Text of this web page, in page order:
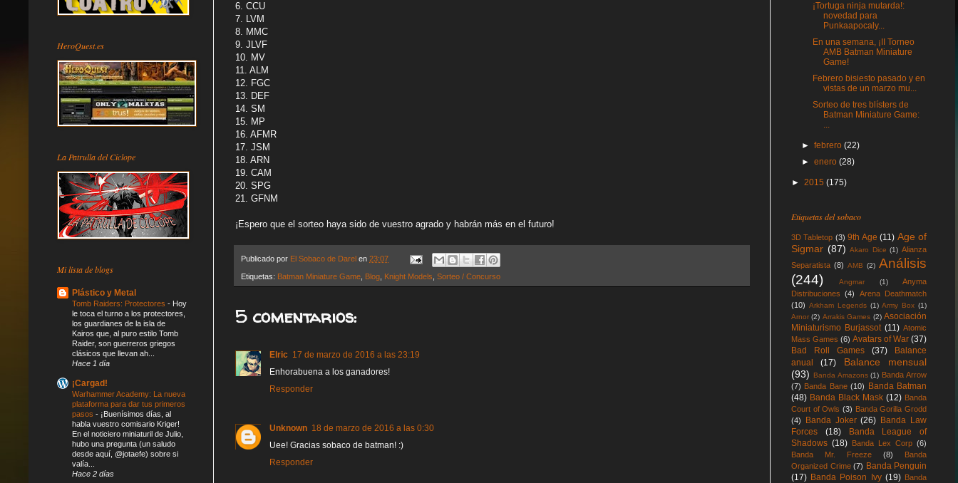
6. CCU
7. LVM
8. MMC
9. JLVF
10. MV
11. ALM
12. FGC
13. DEF
14. SM
15. MP
16. AFMR
17. JSM
18. ARN
19. CAM
20. SPG
21. GFNM
¡Espero que el sorteo haya sido de vuestro agrado y habrán más en el futuro!
Publicado por El Sobaco de Darel en 23:07
Etiquetas: Batman Miniature Game Blog Knight Models Sorteo / Concurso
5 comentarios:
Elric 17 de marzo de 2016 a las 23:19
Enhorabuena a los ganadores!
Responder
Unknown 18 de marzo de 2016 a las 0:30
Uee! Gracias sobaco de batman! :)
Responder
HeroQuest.es
La Patrulla del Cíclope
Mi lista de blogs
Plástico y Metal
Tomb Raiders: Protectores - Hoy
le toca el turno a los protectores,
los guardianes de la isla de
Kairos que, al puro estilo Tomb
Raider, son guerreros griegos
clásicos que llevan ah...
Hace 1 día
¡Cargad!
Warhammer Academy: La nueva
plataforma para dar tus primeros
pasos - ¡Buenísimos días, al
habla vuestro comisario Kriger!
En el noticiero miniaturil de Julio,
hubo una pregunta (un saludo
desde aquí, @jotaefe) sobre si
valía...
Hace 2 días
¡Tortuga ninja mutarda!:
novedad para
Punkaapocaly...
En una semana, ¡II Torneo
AMB Batman Miniature
Game!
Febrero bisiesto pasado y en
vistas de un marzo mu...
Sorteo de tres blísters de
Batman Miniature Game:
...
►febrero(22)
►enero(28)
► 2015 (175)
Etiquetas del sobaco
3D Tabletop (3) 9th Age (11) Age of
Sigmar (87) Akaro Dice (1) Alianza
Separatista (8) AMB (2) Análisis
(244)
Angmar (1)
Anyma
Distribuciones
(4)
Arena Deathmatch
(10) Arkham Legends (1) Army Box (1)
Arnor (2) Arrakis Games (2) Asociación
Miniaturismo Burjassot (11) Atomic
Mass Games (6) Avatars of War (37)
Bad Roll Games
(37)
Balance
anual
(17)
Balance mensual
(93)
Banda Amazons (1) Banda Arrow
(7) Banda Bane (10)
Banda Batman
(48) Banda Black Mask (12) Banda
Court of Owls (3) Banda Gorilla Grodd
(4)
Banda Joker (26) Banda Law
Forces
(18)
Banda League of
Shadows (18) Banda Lex Corp (6)
Banda Mr. Freeze
(8)
Banda
Organized Crime (7) Banda Penguin
(17) Banda Poison Ivy (19) Banda